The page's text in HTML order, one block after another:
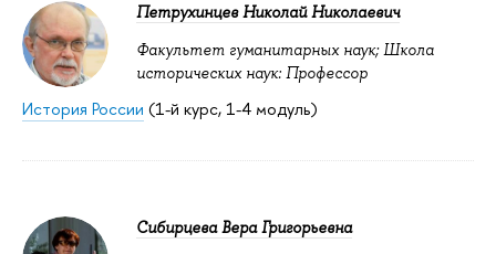
Петрухинцев Николай Николаевич
Факультет гуманитарных наук; Школа
исторических наук: Профессор
История России (1-й курс, 1-4 модуль)
Сибирцева Вера Григорьевна